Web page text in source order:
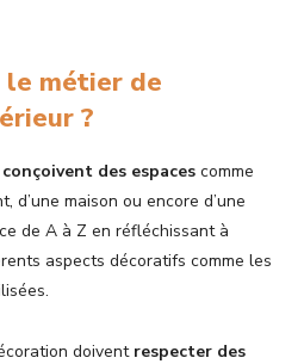
le métier de
?
conçoivent des espaces comme
d’une maison ou encore d’une
de A à Z en réfléchissant à
aspects décoratifs comme les
doivent respecter des